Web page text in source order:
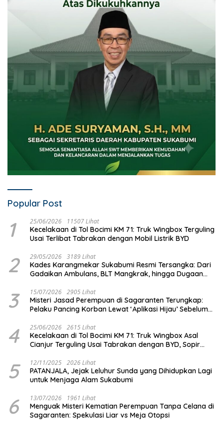
Popular Post
1 25/06/2026 11507 Lihat
Kecelakaan di Tol Bocimi KM 71: Truk Wingbox Terguling
Usai Terlibat Tabrakan dengan Mobil Listrik BYD
2 29/05/2026 3189 Lihat
Kades Karangmekar Sukabumi Resmi Tersangka: Dari
Gadaikan Ambulans, BLT Mangkrak, hingga Dugaan
3 15/07/2026 2905 Lihat
Misteri Jasad Perempuan di Sagaranten Terungkap:
Pelaku Pancing Korban Lewat ‘Aplikasi Hijau’ Sebelum
4 25/06/2026 2615 Lihat
Kecelakaan di Tol Bocimi KM 71: Truk Wingbox Asal
Cianjur Terguling Usai Tabrakan dengan BYD, Sopir
5 12/11/2025 2026 Lihat
PATANJALA, Jejak Leluhur Sunda yang Dihidupkan Lagi
untuk Menjaga Alam Sukabumi
6 13/07/2026 1961 Lihat
Menguak Misteri Kematian Perempuan Tanpa Celana di
Sagaranten: Spekulasi Liar vs Meja Otopsi